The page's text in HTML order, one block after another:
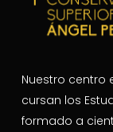
Nuestro centro
cursan los
formado a